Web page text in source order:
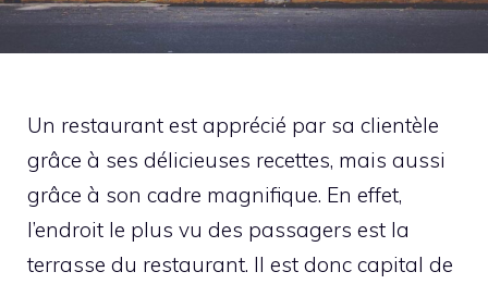
Un restaurant est apprécié par sa clientèle
grâce à ses délicieuses recettes, mais aussi
grâce à son cadre magnifique. En effet,
l’endroit le plus vu des passagers est la
terrasse du restaurant. Il est donc capital de